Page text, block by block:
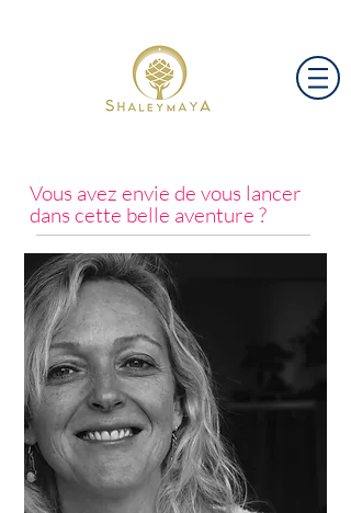
Vous avez envie de vous lancer
dans cette belle aventure ?